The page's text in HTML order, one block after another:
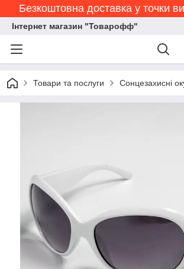
Безкоштовна доставка у точки
Інтернет магазин "Товарофф"
Товари та послуги Сонцезахисні